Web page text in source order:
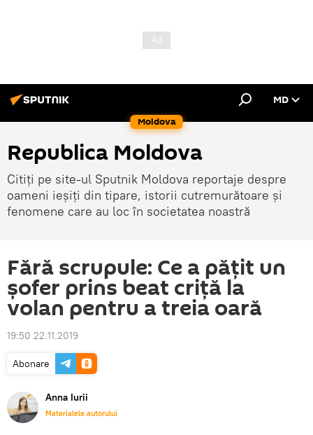
Moldova
MD
Republica Moldova
Citiți pe site-ul Sputnik Moldova reportaje despre
oameni ieșiți din tipare, istorii cutremurătoare și
fenomene care au loc în societatea noastră
Fără scrupule: Ce a pățit un
șofer prins beat criță la
volan pentru a treia oară
19:50 22.11.2019
Abonare
Anna Iurii
Materialele autorului